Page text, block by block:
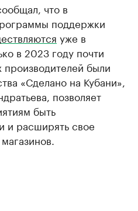
что в
поддержки
уже в
в 2023 году почти
были
«Сделано на Кубани»,
позволяет
быть
и расширять свое